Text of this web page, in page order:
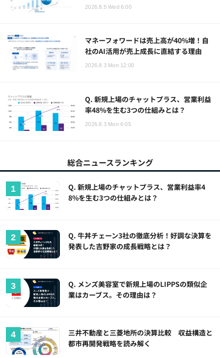
2026.8.5 Wed 6:00
マネーフォワードは売上高が40%増！自
社のAI活用が売上成長に直結する理由
2026.8.3 Mon 12:00
Q. 新規上場のチャットプラス、営業利益
率48%を生む3つの仕組みとは？
2026.8.3 Mon 6:05
総合ニュースランキング
Q. 新規上場のチャットプラス、営業利益率4
8%を生む3つの仕組みとは？
Q. 牛丼チェーン3社の徹底分析！好調な決算を
発表した吉野家の成長戦略とは？
Q. メンズ美容室で新規上場のLIPPSの類似企
業はカーブス。その理由は？
三井不動産と三菱地所の決算比較 収益構造と
都市再開発戦略を読み解く